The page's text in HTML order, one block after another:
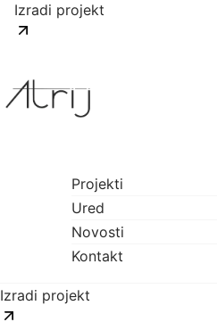
Izradi projekt
Projekti
Ured
Novosti
Kontakt
Izradi projekt